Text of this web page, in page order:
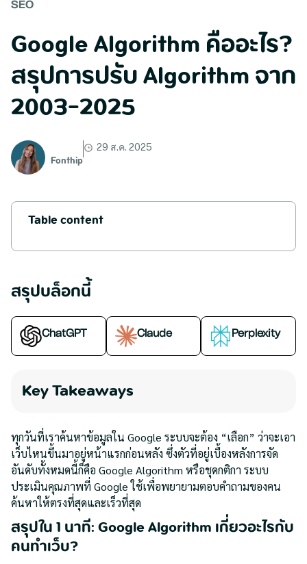
SEO
Google Algorithm คืออะไร?
สรุปการปรับ Algorithm จาก
2003-2025
Fonthip
29 ส.ค. 2025
Table content
สรุปบล็อกนี้
ChatGPT Claude Perplexity
Key Takeaways
ทุกวันที่เราค้นหาข้อมูลใน Google ระบบจะต้อง “เลือก” ว่าจะเอา
เว็บไหนขึ้นมาอยู่หน้าแรกก่อนหลัง ซึ่งตัวที่อยู่เบื้องหลังการจัด
อันดับทั้งหมดนี้ก็คือ Google Algorithm หรือชุดกติกา ระบบ
ประเมินคุณภาพที่ Google ใช้เพื่อพยายามตอบคำถามของคน
ค้นหาให้ตรงที่สุดและเร็วที่สุด
สรุปใน 1 นาที: Google Algorithm เกี่ยวอะไรกับ
คนทำเว็บ?